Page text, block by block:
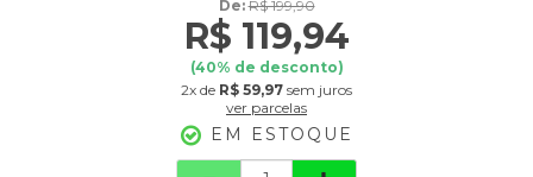
De:R$ 199,90
R$ 119,94
(40% de desconto)
2x de R$ 59,97 sem juros
ver parcelas
EM ESTOQUE